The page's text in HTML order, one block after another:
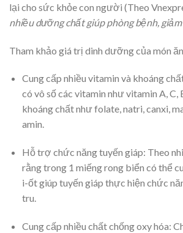
lại cho sức khỏe con người (Theo
nhiều dưỡng chất giúp phòng bệnh, giảm
Tham khảo giá trị dinh dưỡng của món
Cung cấp nhiều vitamin và khoáng
có vô số các vitamin như vitamin A, C,
khoáng chất như folate, natri, canxi,
amin.
Hỗ trợ chức năng tuyến giáp: Theo
rằng trong 1 miếng rong biển có thể
i-ốt giúp tuyến giáp thực hiện chức
tru.
Cung cấp nhiều chất chống oxy hóa: